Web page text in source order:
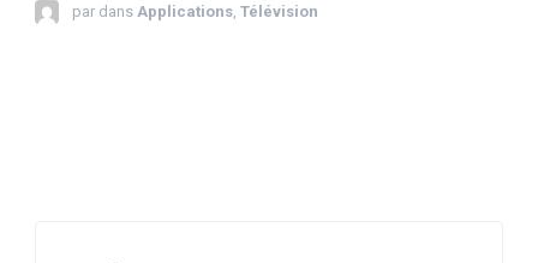
par dans Applications Télévision